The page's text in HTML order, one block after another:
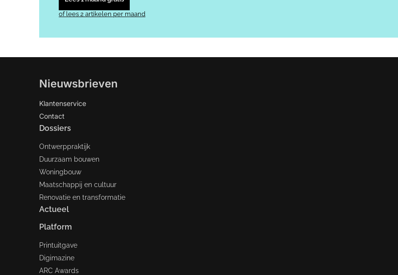
of lees 2 artikelen per maand
Nieuwsbrieven
Klantenservice
Contact
Dossiers
Ontwerppraktijk
Duurzaam bouwen
Woningbouw
Maatschappij en cultuur
Renovatie en transformatie
Actueel
Platform
Printuitgave
Digimazine
ARC Awards